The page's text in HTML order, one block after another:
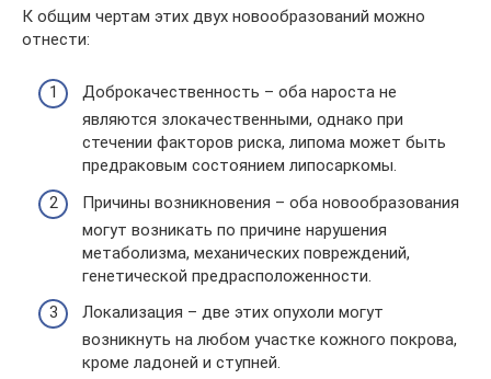
К общим чертам этих двух новообразований можно
отнести:
Доброкачественность – оба нароста не
являются злокачественными, однако при
стечении факторов риска, липома может быть
предраковым состоянием липосаркомы.
Причины возникновения – оба новообразования
могут возникать по причине нарушения
метаболизма, механических повреждений,
генетической предрасположенности.
Локализация – две этих опухоли могут
возникнуть на любом участке кожного покрова,
кроме ладоней и ступней.